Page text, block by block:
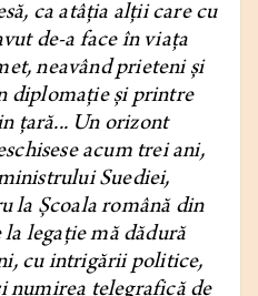
ca atâţia alţii care cu
de-a face în viaţa
neavând prieteni şi
diplomaţie şi printre
ţară... Un orizont
acum trei ani,
Suediei,
la Şcoala română din
legaţie mă dădură
cu intrigării politice,